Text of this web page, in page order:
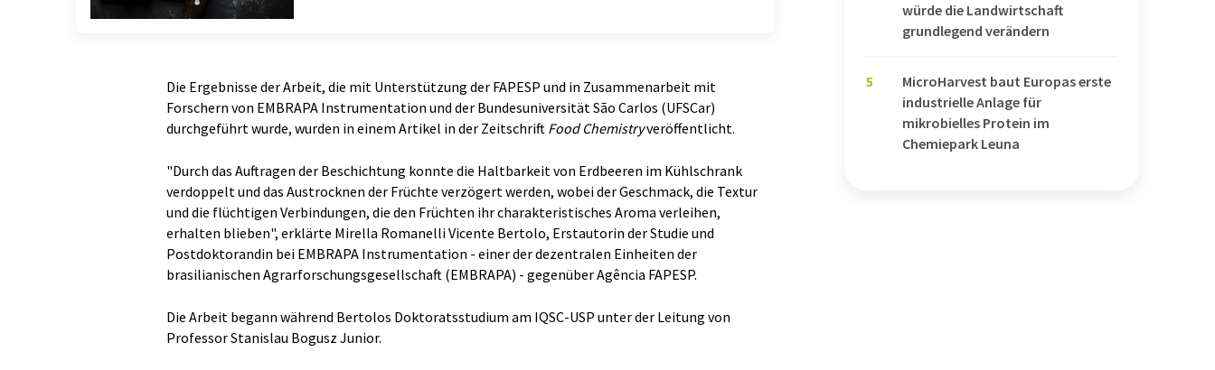
Die Ergebnisse der Arbeit, die mit Unterstützung der FAPESP und in Zusammenarbeit mit
Forschern von EMBRAPA Instrumentation und der Bundesuniversität São Carlos (UFSCar)
durchgeführt wurde, wurden in einem Artikel in der Zeitschrift Food Chemistryveröffentlicht.
"Durch das Auftragen der Beschichtung konnte die Haltbarkeit von Erdbeeren im Kühlschrank
verdoppelt und das Austrocknen der Früchte verzögert werden, wobei der Geschmack, die Textur
und die flüchtigen Verbindungen, die den Früchten ihr charakteristisches Aroma verleihen,
erhalten blieben", erklärte Mirella Romanelli Vicente Bertolo, Erstautorin der Studie und
Postdoktorandin bei EMBRAPA Instrumentation - einer der dezentralen Einheiten der
brasilianischen Agrarforschungsgesellschaft (EMBRAPA) - gegenüber Agência FAPESP.
Die Arbeit begann während Bertolos Doktoratsstudium am IQSC-USP unter der Leitung von
Professor Stanislau Bogusz Junior.
würde die Landwirtschaft
grundlegend verändern
5
MicroHarvest baut Europas erste
industrielle Anlage für
mikrobielles Protein im
Chemiepark Leuna